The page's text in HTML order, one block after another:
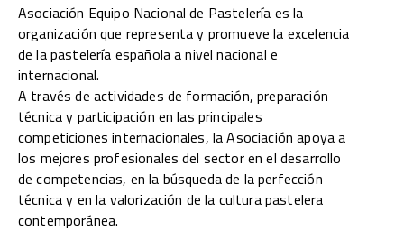
Asociación Equipo Nacional de Pastelería es la
organización que representa y promueve la excelencia
de la pastelería española a nivel nacional e
internacional.
A través de actividades de formación, preparación
técnica y participación en las principales
competiciones internacionales, la Asociación apoya a
los mejores profesionales del sector en el desarrollo
de competencias, en la búsqueda de la perfección
técnica y en la valorización de la cultura pastelera
contemporánea.